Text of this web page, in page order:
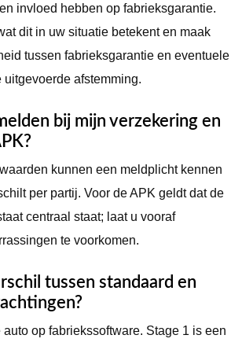
invloed hebben op fabrieksgarantie.
dit in uw situatie betekent en maak
tussen fabrieksgarantie en eventuele
uitgevoerde afstemming.
bij mijn verzekering en
kunnen een meldplicht kennen
per partij. Voor de APK geldt dat de
centraal staat; laat u vooraf
te voorkomen.
tussen standaard en
op fabriekssoftware. Stage 1 is een